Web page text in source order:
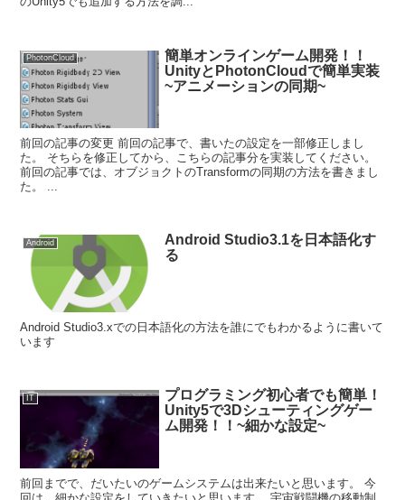
PhotonCloud
簡単オンラインゲーム開発！！
UnityとPhotonCloudで簡単実装
~アニメーションの同期~
前回の記事の変更 前回の記事で、書いたの設定を一部修正しまし
た。 そちらを修正してから、こちらの記事分を実装してください。
前回の記事では、オブジョクトのTransformの同期の方法を書きまし
た。 ...
Android
Android Studio3.1を日本語化す
る
Android Studio3.xでの日本語化の方法を誰にでもわかるように書いて
います
IT
プログラミング初心者でも簡単！
Unity5で3Dシューティングゲー
ム開発！！~細かな設定~
前回までで、だいたいのゲームシステムは出来たいと思います。 今